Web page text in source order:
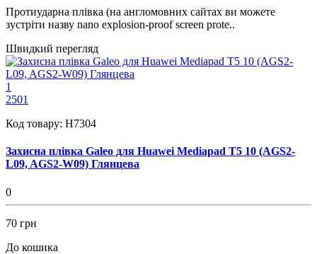
Протиударна плівка (на англомовних сайтах ви можете
зустріти назву nano explosion-proof screen prote..
Швидкий перегляд
1
2501
Код товару: H7304
Захисна плівка Galeo для Huawei Mediapad T5 10 (AGS2-
L09, AGS2-W09) Глянцева
0
70 грн
До кошика